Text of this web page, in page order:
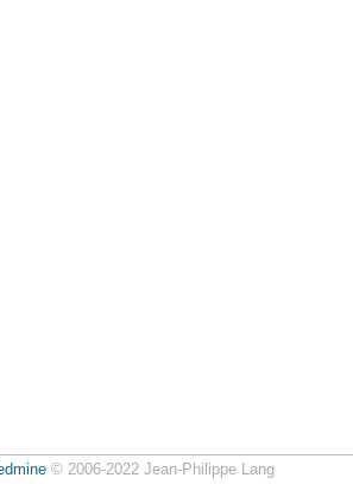
© 2006-2022 Jean-Philippe Lang